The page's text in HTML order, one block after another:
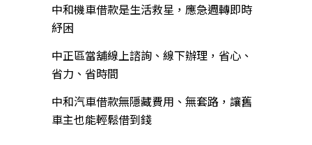
中和機車借款是生活救星，應急週轉即時
紓困
中正區當舖線上諮詢、線下辦理，省心、
省力、省時間
中和汽車借款無隱藏費用、無套路，讓舊
車主也能輕鬆借到錢